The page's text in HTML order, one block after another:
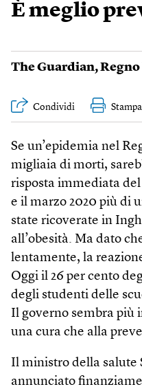
È meglio
The Guardian,
Condividi Stampa
Se un’epidemia nel
migliaia di morti,
risposta immediata del
e il marzo 2020 più di
state ricoverate in
all’obesità. Ma dato
lentamente, la
Oggi il 26 per cento
degli studenti delle
Il governo sembra più
una cura che alla
Il ministro della salute
annunciato